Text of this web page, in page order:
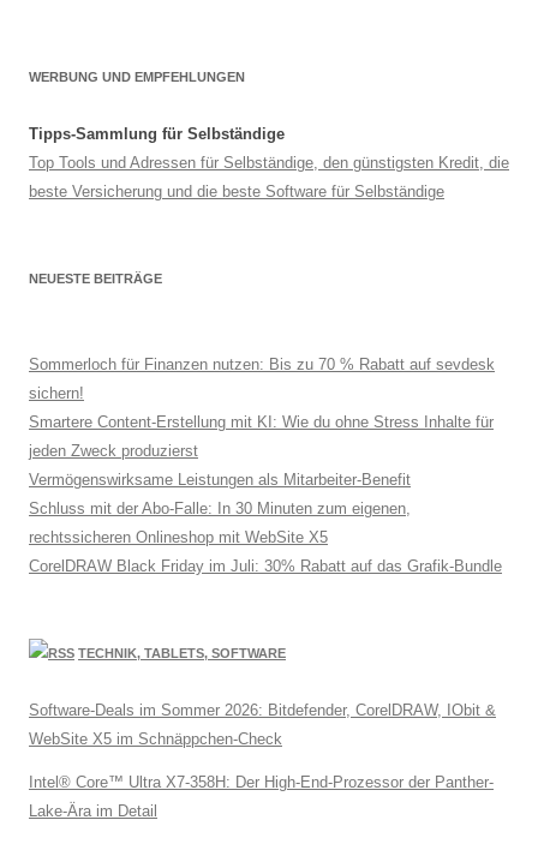
WERBUNG UND EMPFEHLUNGEN
Tipps-Sammlung für Selbständige
Top Tools und Adressen für Selbständige, den günstigsten Kredit, die
beste Versicherung und die beste Software für Selbständige
NEUESTE BEITRÄGE
Sommerloch für Finanzen nutzen: Bis zu 70 % Rabatt auf sevdesk
sichern!
Smartere Content-Erstellung mit KI: Wie du ohne Stress Inhalte für
jeden Zweck produzierst
Vermögenswirksame Leistungen als Mitarbeiter-Benefit
Schluss mit der Abo-Falle: In 30 Minuten zum eigenen,
rechtssicheren Onlineshop mit WebSite X5
CorelDRAW Black Friday im Juli: 30% Rabatt auf das Grafik-Bundle
TECHNIK, TABLETS, SOFTWARE
Software-Deals im Sommer 2026: Bitdefender, CorelDRAW, IObit &
WebSite X5 im Schnäppchen-Check
Intel® Core™ Ultra X7-358H: Der High-End-Prozessor der Panther-
Lake-Ära im Detail